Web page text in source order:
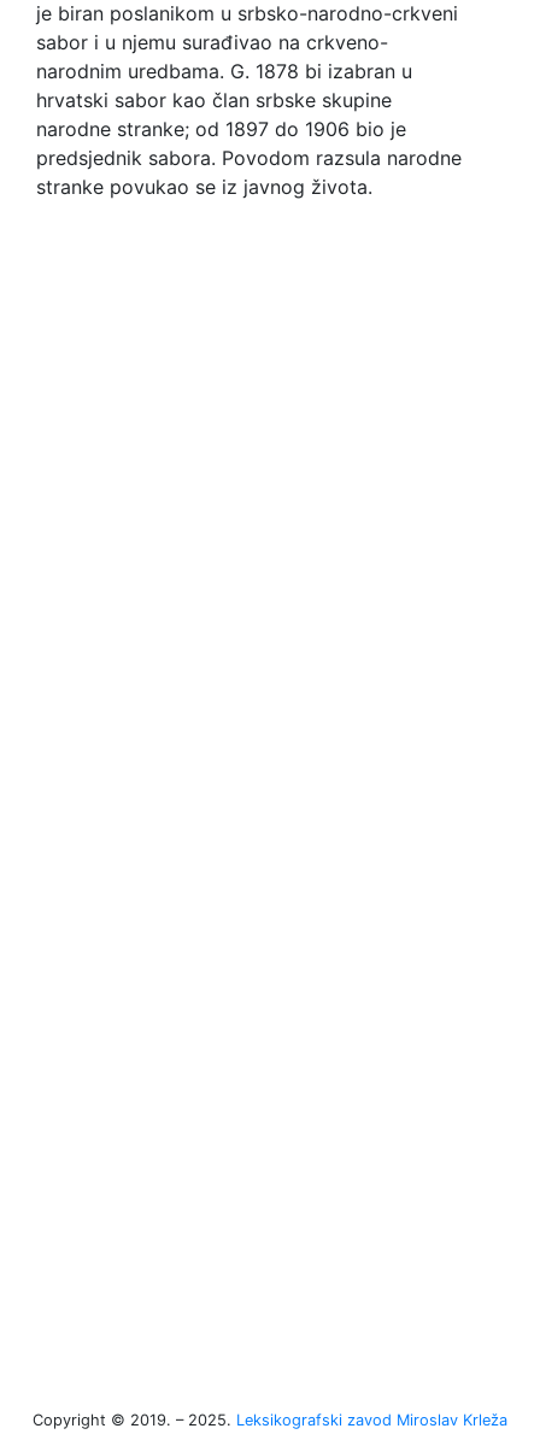
je biran poslanikom u srbsko-narodno-crkveni
sabor i u njemu surađivao na crkveno-
narodnim uredbama. G. 1878 bi izabran u
hrvatski sabor kao član srbske skupine
narodne stranke; od 1897 do 1906 bio je
predsjednik sabora. Povodom razsula narodne
stranke povukao se iz javnog života.
Copyright © 2019. – 2025. Leksikografski zavod Miroslav Krleža